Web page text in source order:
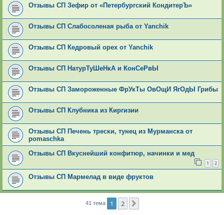
Отзывы СП Зефир от «Петербургский КондитерЪ»
Отзывы СП Слабосоленая рыба от Yanchik
Отзывы СП Кедровый орех от Yanchik
Отзывы СП НатурТуШеНкА и КонСеРвЫ
Отзывы СП Замороженные ФрУкТы ОвОщИ ЯгОдЫ Грибы
Отзывы СП Клубника из Киргизии
Отзывы СП Печень трески, тунец из Мурманска от
pomaschka
Отзывы СП Вкуснейший конфитюр, начинки и мед
1 2
Отзывы СП Мармелад в виде фруктов
41 тема 1 2